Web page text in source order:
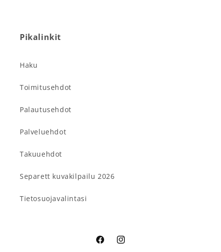
Pikalinkit
Haku
Toimitusehdot
Palautusehdot
Palveluehdot
Takuuehdot
Separett kuvakilpailu 2026
Tietosuojavalintasi
FacebookInstagram